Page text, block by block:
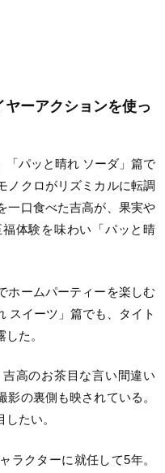
ーアクションを使っ
「パッと晴れ ソーダ」篇で
ノクロがリズミカルに転調
一口食べた吉高が、果実や
体験を味わい「パッと晴
ホームパーティーを楽しむ
スイーツ」篇でも、タイト
た。
高のお茶目な言い間違い
の裏側も映されている。
たい。
ラクターに就任して5年。